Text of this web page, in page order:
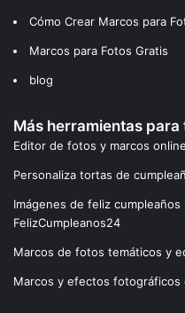
Cómo Crear Marcos para
Marcos para Fotos Gratis
blog
Más herramientas para
Editor de fotos y marcos
Personaliza tortas de
Imágenes de feliz cumpleaños
FelizCumpleanos24
Marcos de fotos temáticos y
Marcos y efectos fotográficos